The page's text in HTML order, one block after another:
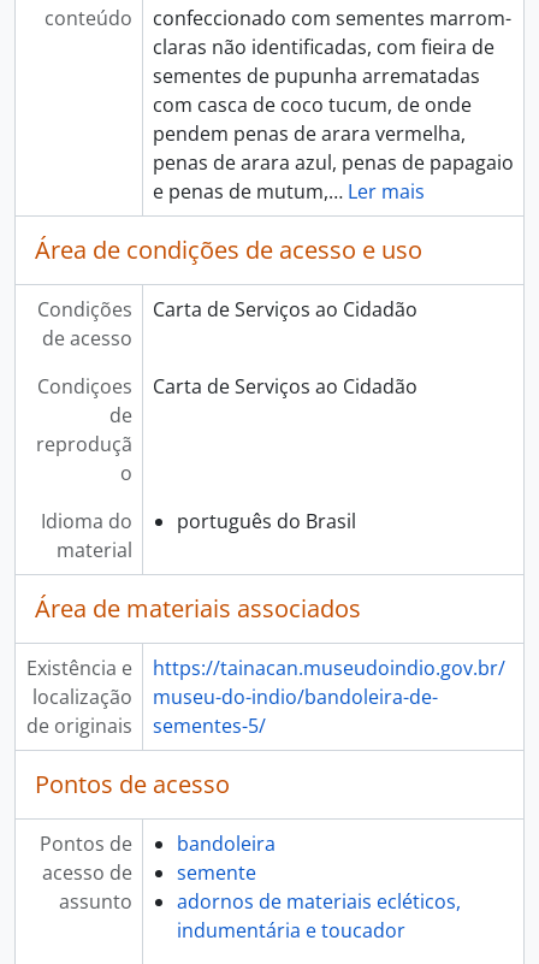
conteúdo
confeccionado com sementes marrom-
claras não identificadas, com fieira de
sementes de pupunha arrematadas
com casca de coco tucum, de onde
pendem penas de arara vermelha,
penas de arara azul, penas de papagaio
e penas de mutum,… Ler mais
Área de condições de acesso e uso
Condições
de acesso
Carta de Serviços ao Cidadão
Condiçoes
de
reproduçã
o
Carta de Serviços ao Cidadão
Idioma do
material
português do Brasil
Área de materiais associados
Existência e
localização
de originais
https://tainacan.museudoindio.gov.br/
museu-do-indio/bandoleira-de-
sementes-5/
Pontos de acesso
Pontos de
acesso de
assunto
bandoleira
semente
adornos de materiais ecléticos,
indumentária e toucador